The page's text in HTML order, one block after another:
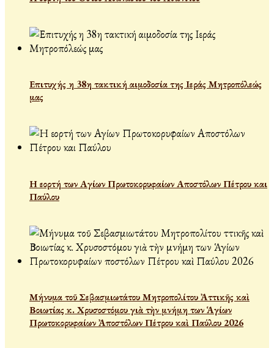
Επιτυχής η 38η τακτική αιμοδοσία της Ιεράς Μητροπόλεώς
μας
Η εορτή των Αγίων Πρωτοκορυφαίων Αποστόλων Πέτρου και
Παύλου
Μήνυμα τοῦ Σεβασμιωτάτου Μητροπολίτου Ἀττικῆς καὶ
Βοιωτίας κ. Χρυσοστόμου γιὰ τὴν μνήμη των Ἁγίων
Πρωτοκορυφαίων Ἀποστόλων Πέτρου καὶ Παύλου 2026